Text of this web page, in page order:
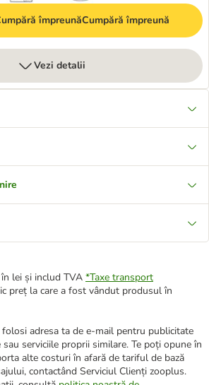
împreunăCumpără împreună
Vezi detalii
lei și includ TVA *Taxe transport
preț la care a fost vândut produsul în
adresa ta de e-mail pentru publicitate
serviciile proprii similare. Te poți opune în
alte costuri în afară de tariful de bază
contactând Serviciul Clienți zooplus.